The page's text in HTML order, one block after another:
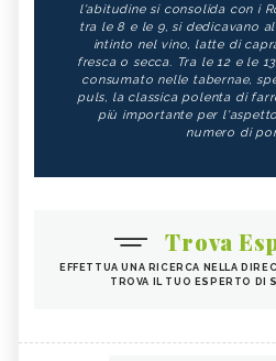
l'abitudine si consolida con i
tra le 8 e le 9, si dedicavano
intinto nel vino, latte di
fresca o secca. Tra le 12 e le
consumato nelle tabernae,
puls, la classica polenta di
più importante per
numero di
Trova
EFFETTUA UNA RICERCA NELLA
TROVA IL TUO ESPERTO DI